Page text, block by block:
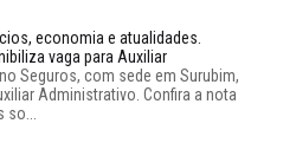
economia e atualidades.
vaga para Auxiliar
Seguros, com sede em Surubim,
Administrativo. Confira a nota